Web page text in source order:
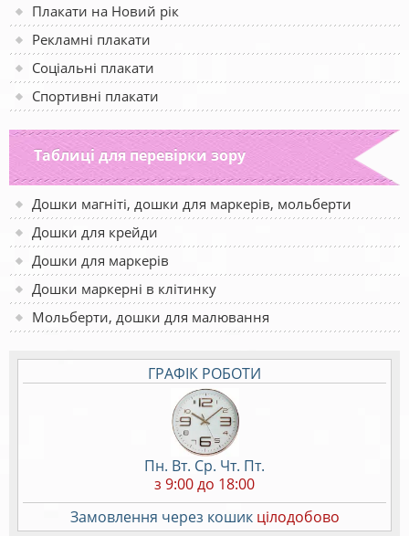
Плакати на Новий рік
Рекламні плакати
Соціальні плакати
Спортивні плакати
Таблиці для перевірки зору
Дошки магніті, дошки для маркерів, мольберти
Дошки для крейди
Дошки для маркерів
Дошки маркерні в клітинку
Мольберти, дошки для малювання
ГРАФІК РОБОТИ
Пн. Вт. Ср. Чт. Пт.
з 9:00 до 18:00
Замовлення через кошик цілодобово